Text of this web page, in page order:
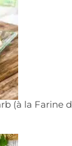
(à la Farine